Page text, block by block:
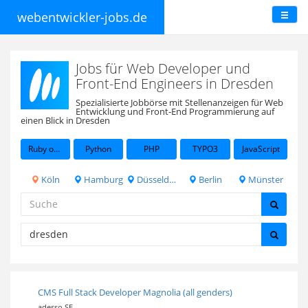
webentwickler-jobs.de
Jobs für Web Developer und
Front-End Engineers in Dresden
Spezialisierte Jobbörse mit Stellenanzeigen für Web
Entwicklung und Front-End Programmierung auf
einen Blick in Dresden
Ruby on Rails Python PHP TYPO3 JavaScript
Köln Hamburg Düsseldorf Berlin Münster
CMS Full Stack Developer Magnolia (all genders)